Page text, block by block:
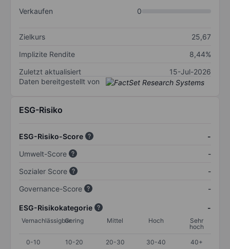
Verkaufen
0
Zielkurs
25,67
Implizite Rendite
8,44%
Zuletzt aktualisiert
15-Jul-2026
Daten bereitgestellt von
ESG-Risiko
ESG-Risiko-Score
-
Umwelt-Score
-
Sozialer Score
-
Governance-Score
-
ESG-Risikokategorie -
VernachlässigbarGering Mittel Hoch
Sehr
hoch
0-10
10-20 20-30 30-40 40+